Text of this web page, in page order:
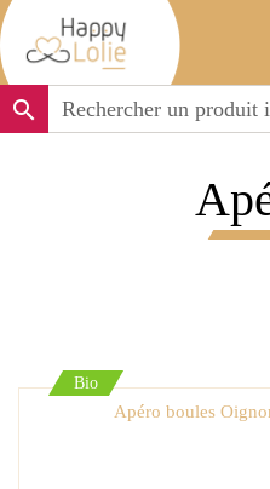
search
Bio
Apéro boules